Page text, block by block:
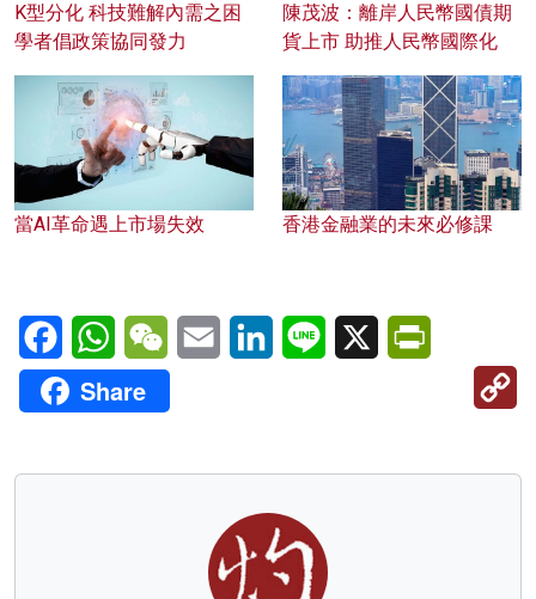
K型分化 科技難解內需之困
學者倡政策協同發力
陳茂波：離岸人民幣國債期
貨上市 助推人民幣國際化
當AI革命遇上市場失效 香港金融業的未來必修課
FacebookWhatsAppWeChatEmail LinkedInLine X
Share